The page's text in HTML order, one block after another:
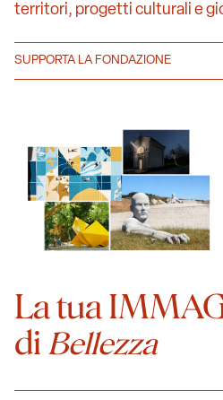
territori, progetti culturali e
SUPPORTA LA FONDAZIONE
La tua
di Bellezza